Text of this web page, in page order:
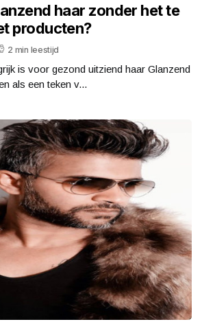
haar zonder het te
producten?
2 min leestijd
is voor gezond uitziend haar Glanzend
als een teken v...